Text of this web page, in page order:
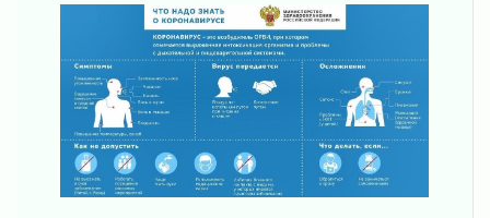
Шесть новых жизней в честь дня рождения
Ленинградской области
03 августа 2026
Уроки безопасности для детей и взрослых
03 августа 2026
Ленобласть отмечает День Воздушно-
десантных войск
02 августа 2026